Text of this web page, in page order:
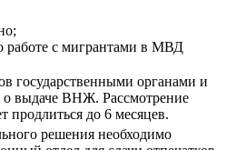
работе с мигрантами в МВД
государственными органами и
о выдаче ВНЖ. Рассмотрение
продлиться до 6 месяцев.
решения необходимо